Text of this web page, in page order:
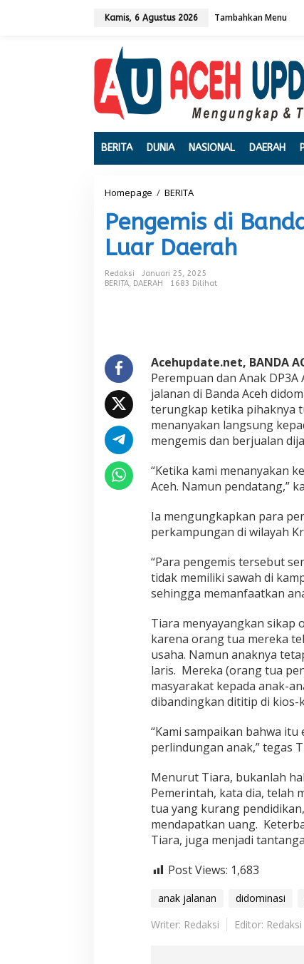
Kamis, 6 Agustus 2026 Tambahkan Menu
BERITA DUNIA NASIONAL DAERAH
Homepage / BERITA
n
g
e
m
i
s
d
A
c
e
h
D
o
m
n
s
A
n
a
u
a
r
D
a
e
r
h
Pengemis di
Luar Daerah
Redaksi
Januari 25, 2025
BERITA, DAERAH 1683 Dilihat
Acehupdate.net, BANDA
Perempuan dan Anak
jalanan di Banda Aceh
terungkap ketika pihaknya
menanyakan langsung
mengemis dan berjualan
“Ketika kami menanyakan
Aceh. Namun pendatang,”
Ia mengungkapkan para
perkampungan di wilayah
“Para pengemis tersebut
tidak memiliki sawah di
sehingga memanfaatkan
Tiara menyayangkan sikap
karena orang tua mereka
usaha. Namun anaknya
laris. Mereka (orang tua
masyarakat kepada anak-
dibandingkan dititip di kios-
“Kami sampaikan bahwa
perlindungan anak,” tegas
Menurut Tiara, bukanlah
Pemerintah, kata dia, telah
tua yang kurang
mendapatkan uang.
Tiara, juga menjadi
Post Views: 1,683
anak jalanan didominasi
Writer: Redaksi
Editor: Redaksi